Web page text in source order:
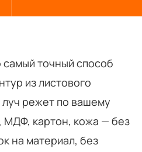
точный способ
из листового
режет по вашему
МДФ, картон, кожа — без
на материал, без